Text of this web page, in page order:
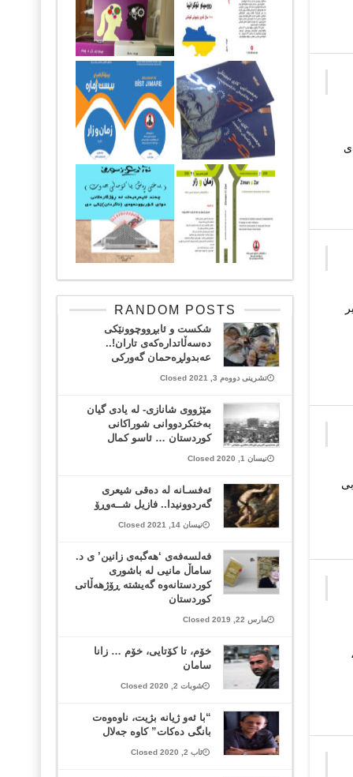
RANDOM POSTS
شکست و ئابڕووچوونێکی
دەسەڵاتدارەکەی تاران!..
عەبدولڕەحمان گەورکی
تشرینی دووەم 3, 2021 Closed
مێژووی شانازی- لە یادی گیان
بەختکردووانی شوراکانی
کوردستان … ئاسو کمال
نیسان 1, 2020 Closed
ئەفسـانە لە دەقی شیعری
گەردوونیدا.. فازیل شــەوڕۆ
نیسان 14, 2021 Closed
فەلسەفەی ‘هەگبەی زانین’ ی د.
ساماڵ مانیی لە باشوری
کوردستانەوە گەیشتە ڕۆژهەڵاتی
کوردستان
مارس 22, 2019 Closed
خۆم، تا کۆتایی، خۆم … زانا
سامان
شوبات 2, 2020 Closed
“با ئەو ژیانە بژیت، ناوەوەت
بانگی دەکات” کاوە جەلال
ئاب 2, 2020 Closed